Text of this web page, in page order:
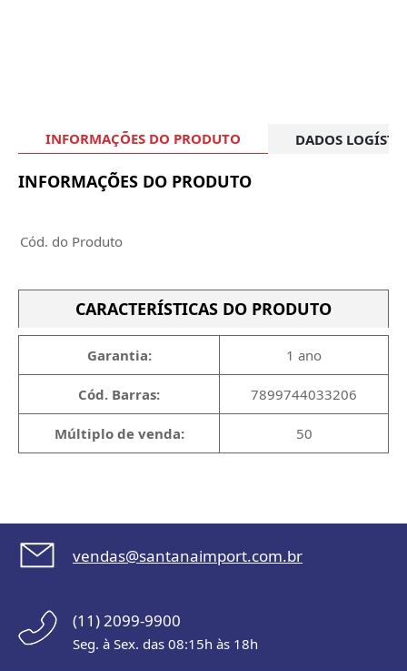
INFORMAÇÕES DO PRODUTO DADOS
INFORMAÇÕES DO PRODUTO
Cód. do Produto
CARACTERÍSTICAS DO PRODUTO
Garantia: 1 ano
Cód. Barras: 7899744033206
Múltiplo de venda: 50
vendas@santanaimport.com.br
(11) 2099-9900
Seg. à Sex. das 08:15h às 18h